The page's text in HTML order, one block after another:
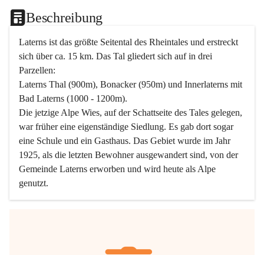
Beschreibung
Laterns ist das größte Seitental des Rheintales und erstreckt
sich über ca. 15 km. Das Tal gliedert sich auf in drei
Parzellen:
Laterns Thal (900m), Bonacker (950m) und Innerlaterns mit
Bad Laterns (1000 - 1200m).
Die jetzige Alpe Wies, auf der Schattseite des Tales gelegen,
war früher eine eigenständige Siedlung. Es gab dort sogar
eine Schule und ein Gasthaus. Das Gebiet wurde im Jahr
1925, als die letzten Bewohner ausgewandert sind, von der
Gemeinde Laterns erworben und wird heute als Alpe
genutzt.